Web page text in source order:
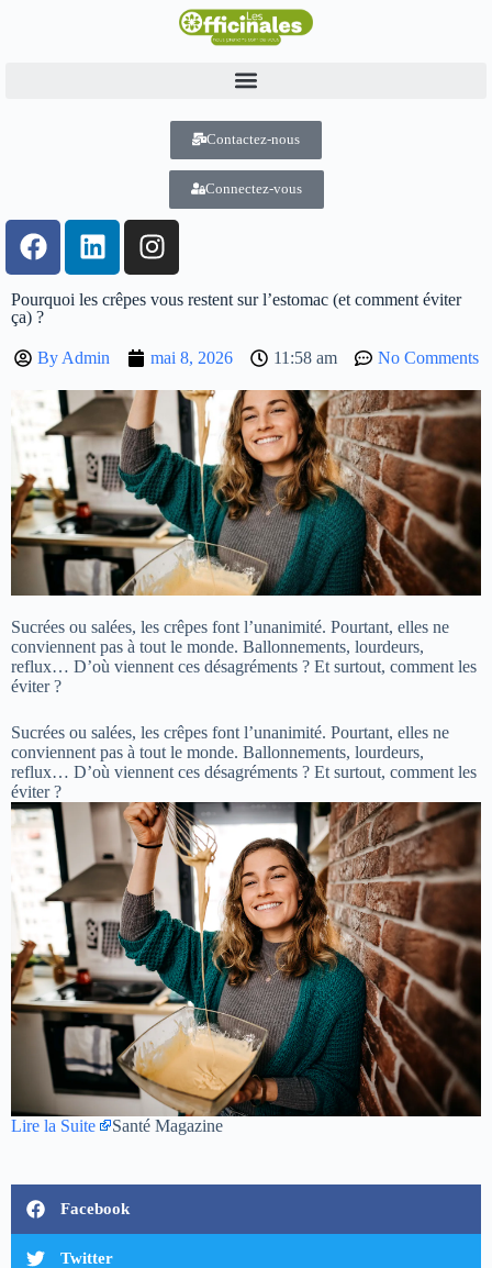
Contactez-nous
Connectez-vous
Pourquoi les crêpes vous restent sur l’estomac (et comment éviter
ça) ?
ByAdmin mai 8, 2026 11:58 am No Comments
Sucrées ou salées, les crêpes font l’unanimité. Pourtant, elles ne
conviennent pas à tout le monde. Ballonnements, lourdeurs,
reflux… D’où viennent ces désagréments ? Et surtout, comment les
éviter ?
Sucrées ou salées, les crêpes font l’unanimité. Pourtant, elles ne
conviennent pas à tout le monde. Ballonnements, lourdeurs,
reflux… D’où viennent ces désagréments ? Et surtout, comment les
éviter ?
Lire la Suite Santé Magazine
Facebook
Twitter